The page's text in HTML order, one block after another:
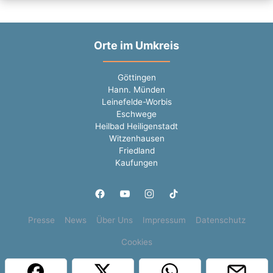
Orte im Umkreis
Göttingen
Hann. Münden
Leinefelde-Worbis
Eschwege
Heilbad Heiligenstadt
Witzenhausen
Friedland
Kaufungen
Presse News Über Uns Impressum Datenschutz
Cookies